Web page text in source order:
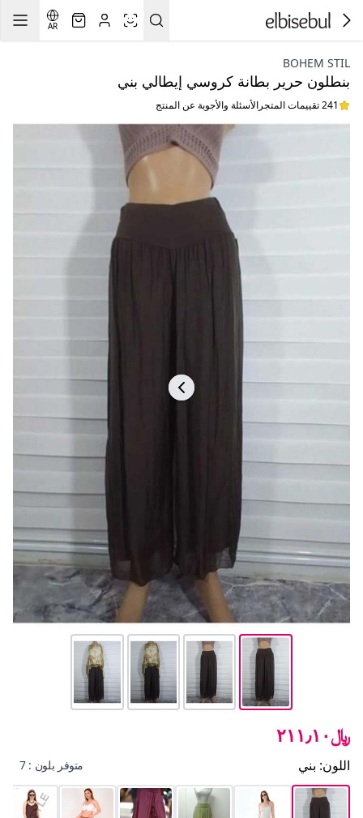
AR
BOHEM STIL
بنطلون حرير بطانة كروسي إيطالي بني
241 تقييمات المتجر الأسئلة والأجوبة عن المنتج
﷼٢١١٫١٠
اللون: بني متوفر بلون : 7